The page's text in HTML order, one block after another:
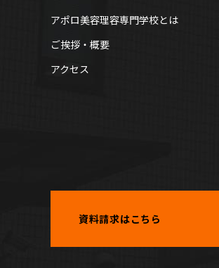
アポロ美容理容専門学校とは
ご挨拶・概要
アクセス
資料請求はこちら